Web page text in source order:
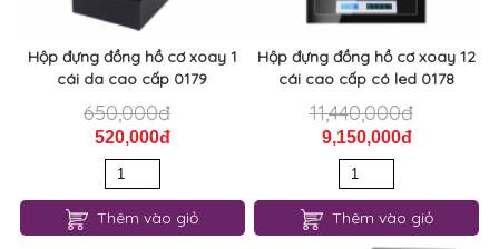
Hộp đựng đồng hồ cơ xoay 1
cái da cao cấp 0179
650,000đ
520,000đ
Thêm vào giỏ
Hộp đựng đồng hồ cơ xoay 12
cái cao cấp có led 0178
11,440,000đ
9,150,000đ
Thêm vào giỏ